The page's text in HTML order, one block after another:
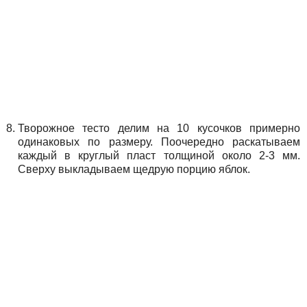
Творожное тесто делим на 10 кусочков примерно
одинаковых по размеру. Поочередно раскатываем
каждый в круглый пласт толщиной около 2-3 мм.
Сверху выкладываем щедрую порцию яблок.